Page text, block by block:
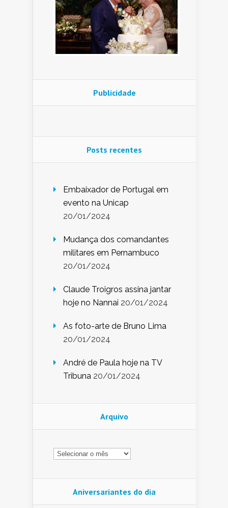
Publicidade
Posts recentes
Embaixador de Portugal em
evento na Unicap
20/01/2024
Mudança dos comandantes
militares em Pernambuco
20/01/2024
Claude Troigros assina jantar
hoje no Nannai 20/01/2024
As foto-arte de Bruno Lima
20/01/2024
André de Paula hoje na TV
Tribuna 20/01/2024
Arquivo
Arquivo
Aniversariantes do dia